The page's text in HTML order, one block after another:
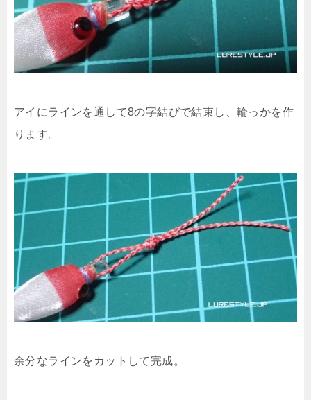
アイにラインを通して8の字結びで結束し、輪っかを作
ります。
余分なラインをカットして完成。